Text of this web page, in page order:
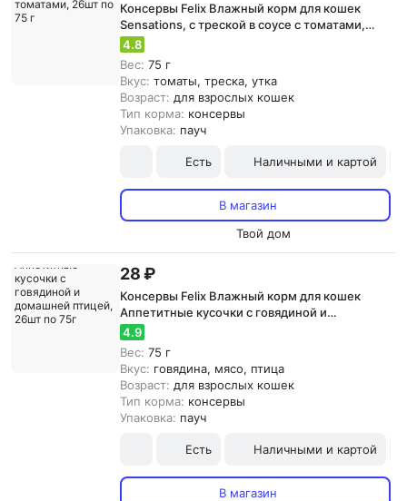
Консервы Felix Влажный корм для кошек
Sensations, с треской в соусе с томатами,
26шт по 75 г
4.8
Вес: 75 г
Вкус: томаты, треска, утка
Возраст: для взрослых кошек
Тип корма: консервы
Упаковка: пауч
Есть Наличными и картой
В магазин
Твой дом
28 ₽
Консервы Felix Влажный корм для кошек
Аппетитные кусочки с говядиной и
домашней птицей, 26шт по 75г
4.9
Вес: 75 г
Вкус: говядина, мясо, птица
Возраст: для взрослых кошек
Тип корма: консервы
Упаковка: пауч
Есть Наличными и картой
В магазин